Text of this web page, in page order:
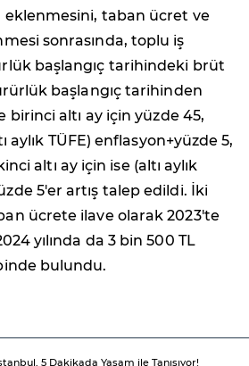
eklenmesini, taban ücret ve
sonrasında, toplu iş
başlangıç tarihindeki brüt
başlangıç tarihinden
birinci altı ay için yüzde 45,
aylık TÜFE) enflasyon+yüzde 5,
altı ay için ise (altı aylık
5'er artış talep edildi. İki
ücrete ilave olarak 2023'te
yılında da 3 bin 500 TL
bulundu.
5 Dakikada Yaşam ile Tanışıyor!